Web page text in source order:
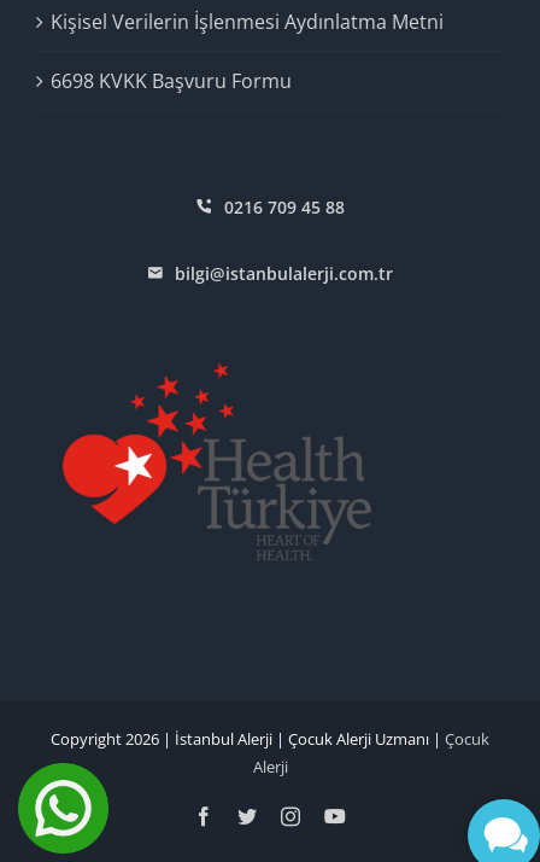
Kişisel Verilerin İşlenmesi Aydınlatma Metni
6698 KVKK Başvuru Formu
0216 709 45 88
bilgi@istanbulalerji.com.tr
Copyright 2026 | İstanbul Alerji | Çocuk Alerji Uzmanı | Çocuk
Alerji
Facebook
TwitterInstagramYouTube